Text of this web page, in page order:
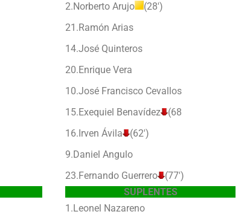
2.Norberto Arujo
(28′)
21.Ramón Arias
14.José Quinteros
20.Enrique Vera
10.José Francisco Cevallos
15.Exequiel Benavídez
(68
16.Irven Ávila
(62′)
9.Daniel Angulo
23.Fernando Guerrero
(77′)
SUPLENTES
1.Leonel Nazareno